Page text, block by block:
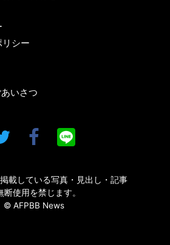
シー
いさつ
載している写真・見出し・記事
断使用を禁じます。
© AFPBB News